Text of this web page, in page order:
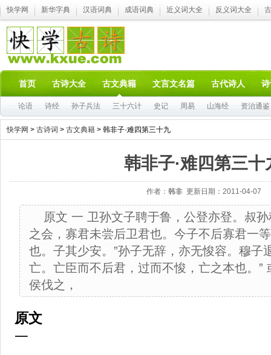
快学网 新华字典 汉语词典 成语词典 近义词大全 反义词大全
首页 古诗大全 古文典籍 文言文名篇 古代诗人
论语 诗经 孙子兵法 三十六计 史记 周易 山海经 资治通鉴
快学网 > 古诗词 > 古文典籍 > 韩非子·难四第三十九
韩非子·难四第三十
作者：韩非 更新日期：2011-04-07
原文 一 卫孙文子聘于鲁，公登亦登。叔
之会，寡君未尝后卫君也。今子不后寡君一
也。子其少安。”孙子无辞，亦无悛容。穆子
亡。亡臣而不后君，过而不悛，亡之本也。”
侯伐之，
原文
一